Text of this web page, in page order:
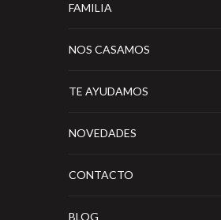
FAMILIA
NOS CASAMOS
TE AYUDAMOS
NOVEDADES
CONTACTO
BLOG